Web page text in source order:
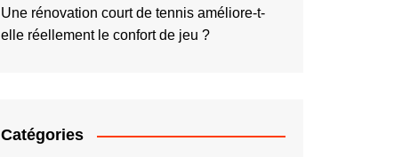
Une rénovation court de tennis améliore-t-
elle réellement le confort de jeu ?
Catégories